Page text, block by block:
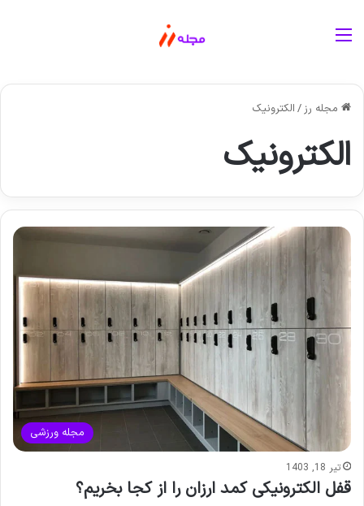
مجله رز/ الکترونیک
الکترونیک
مجله ورزشی
تیر 18, 1403
قفل الکترونیکی کمد ارزان را از کجا بخریم؟